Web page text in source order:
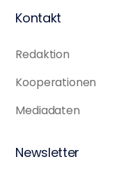
Kontakt
Redaktion
Kooperationen
Mediadaten
Newsletter